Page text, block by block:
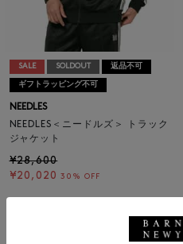
SALE SOLDOUT 返品不可
ギフトラッピング不可
NEEDLES
NEEDLES＜ニードルズ＞ トラック
ジャケット
¥28,600
¥20,020 30% OFF